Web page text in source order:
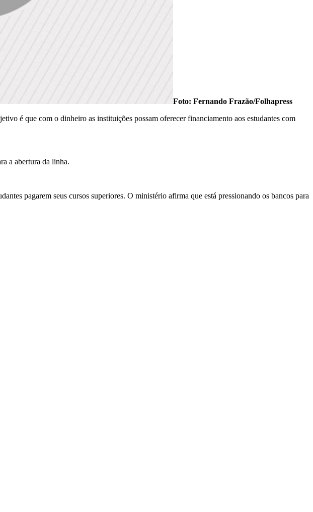
Foto: Fernando Frazão/Folhapress
é que com o dinheiro as instituições possam oferecer financiamento aos estudantes com
a abertura da linha.
pagarem seus cursos superiores. O ministério afirma que está pressionando os bancos para